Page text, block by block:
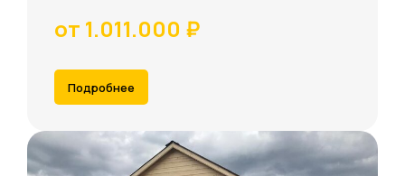
от 1.011.000 ₽
Подробнее